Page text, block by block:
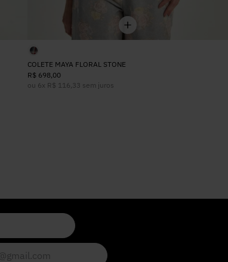
COLETE MAYA FLORAL STONE
R$ 698,00
ou 6x R$ 116, 33 sem juros